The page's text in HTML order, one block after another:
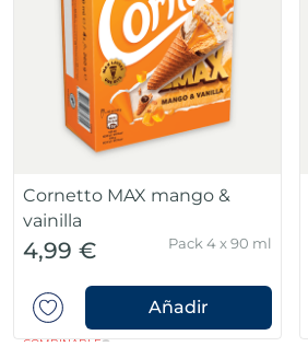
Cornetto MAX mango &
vainilla
4,99 €
COMBINABLE
Pack 4 x 90 ml
Añadir